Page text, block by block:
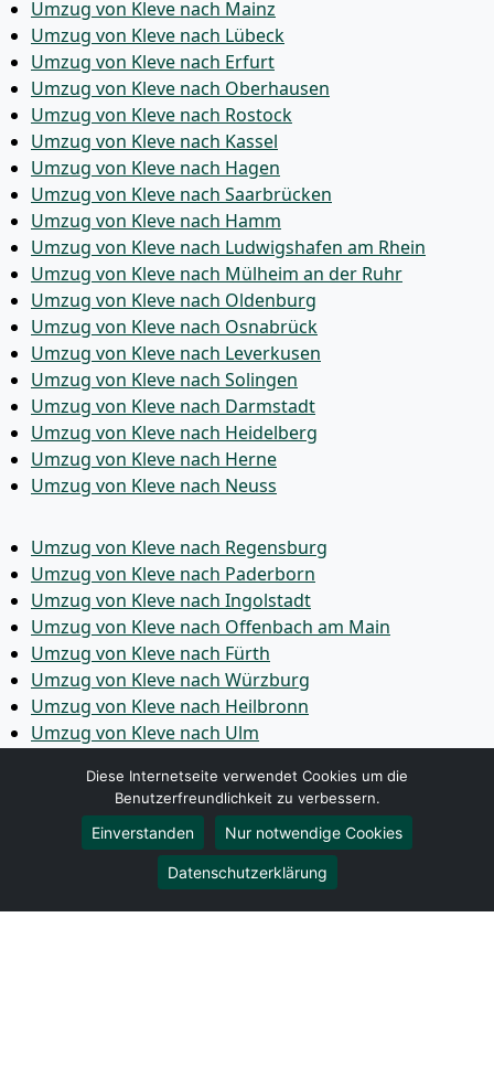
Umzug von Kleve nach Mainz
Umzug von Kleve nach Lübeck
Umzug von Kleve nach Erfurt
Umzug von Kleve nach Oberhausen
Umzug von Kleve nach Rostock
Umzug von Kleve nach Kassel
Umzug von Kleve nach Hagen
Umzug von Kleve nach Saarbrücken
Umzug von Kleve nach Hamm
Umzug von Kleve nach Ludwigshafen am Rhein
Umzug von Kleve nach Mülheim an der Ruhr
Umzug von Kleve nach Oldenburg
Umzug von Kleve nach Osnabrück
Umzug von Kleve nach Leverkusen
Umzug von Kleve nach Solingen
Umzug von Kleve nach Darmstadt
Umzug von Kleve nach Heidelberg
Umzug von Kleve nach Herne
Umzug von Kleve nach Neuss
Umzug von Kleve nach Regensburg
Umzug von Kleve nach Paderborn
Umzug von Kleve nach Ingolstadt
Umzug von Kleve nach Offenbach am Main
Umzug von Kleve nach Fürth
Umzug von Kleve nach Würzburg
Umzug von Kleve nach Heilbronn
Umzug von Kleve nach Ulm
Umzug von Kleve nach Wolfsburg
Umzug von Kleve nach Bottrop
Umzug von Kleve nach Göttingen
Umzug von Kleve nach Reutlingen
Umzug von Kleve nach Bremer­haven
Umzug von Kleve nach Koblenz
Diese Internetseite verwendet Cookies um die
Benutzerfreundlichkeit zu verbessern.
Einverstanden Nur notwendige Cookies
Datenschutzerklärung